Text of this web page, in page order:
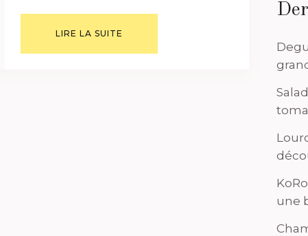
LIRE LA SUITE
une